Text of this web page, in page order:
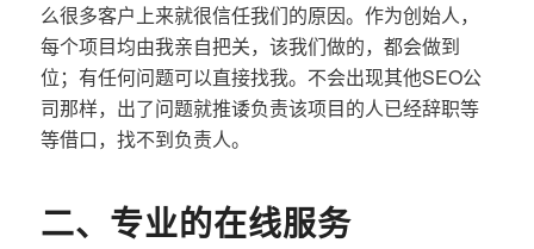
么很多客户上来就很信任我们的原因。作为创始人，
每个项目均由我亲自把关，该我们做的，都会做到
位；有任何问题可以直接找我。不会出现其他SEO公
司那样，出了问题就推诿负责该项目的人已经辞职等
等借口，找不到负责人。
二、专业的在线服务